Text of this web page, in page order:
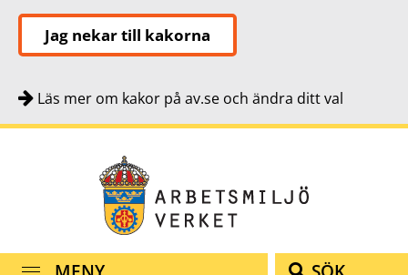
Jag nekar till kakorna
Läs mer om kakor på av.se och ändra ditt val